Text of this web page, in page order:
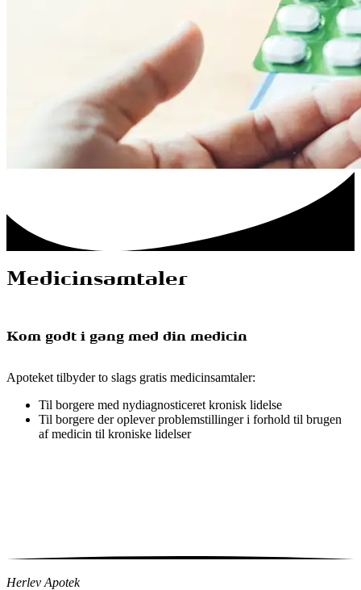
Medicinsamtaler
Kom godt i gang med din medicin
Apoteket tilbyder to slags gratis medicinsamtaler:
Til borgere med nydiagnosticeret kronisk lidelse
Til borgere der oplever problemstillinger i forhold til brugen
af medicin til kroniske lidelser
Herlev Apotek